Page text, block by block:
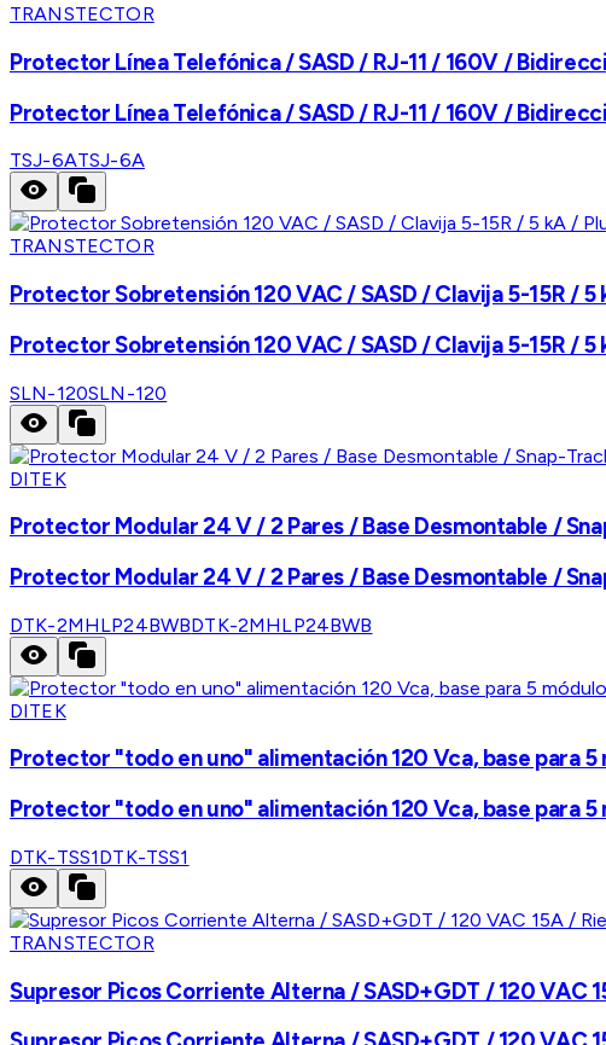
TRANSTECTOR
Protector Línea Telefónica / SASD / RJ-11 / 160V /
Protector Línea Telefónica / SASD / RJ-11 / 160V /
TSJ-6ATSJ-6A
TRANSTECTOR
Protector Sobretensión 120 VAC / SASD / Clavija 5-15R / 5
Protector Sobretensión 120 VAC / SASD / Clavija 5-15R / 5
SLN-120SLN-120
DITEK
Protector Modular 24 V / 2 Pares / Base Desmontable /
Protector Modular 24 V / 2 Pares / Base Desmontable /
DTK-2MHLP24BWBDTK-2MHLP24BWB
DITEK
Protector "todo en uno" alimentación 120 Vca, base para
Protector "todo en uno" alimentación 120 Vca, base para
DTK-TSS1DTK-TSS1
TRANSTECTOR
Supresor Picos Corriente Alterna / SASD+GDT / 120 VAC